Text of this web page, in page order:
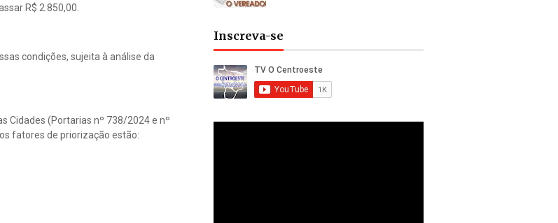
R$ 2.850,00.
condições, sujeita à análise da
Cidades (Portarias nº 738/2024 e nº
fatores de priorização estão:
Inscreva-se